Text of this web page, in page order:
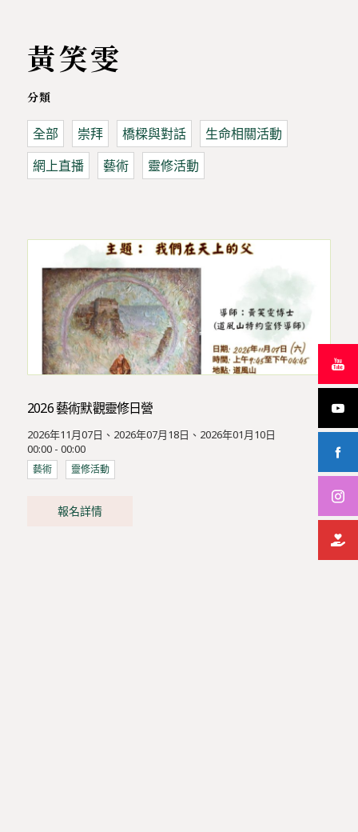
黃笑雯
分類
全部 崇拜 橋樑與對話
生命相關活動
網上直播
藝術 靈修活動
2026 藝術默觀靈修日營
2026年11月07日、2026年07月18日、2026年01月10日
00:00 - 00:00
藝術 靈修活動
報名詳情